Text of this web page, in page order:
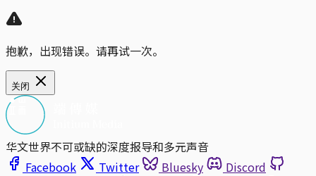
抱歉，出现错误。请再试一次。
关闭
华文世界不可或缺的深度报导和多元声音
Facebook
Twitter Bluesky
Discord